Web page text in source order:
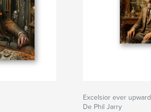
Excelsior ever upward
De Phil Jarry